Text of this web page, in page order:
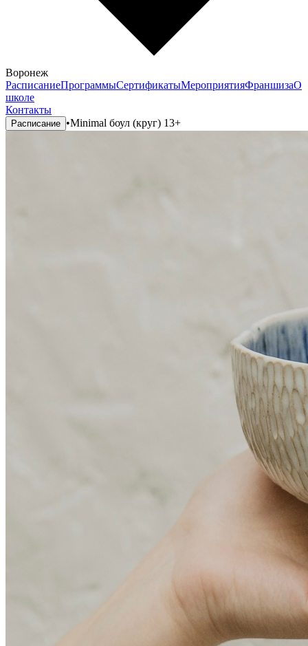
Воронеж
РасписаниеПрограммыСертификатыМероприятияФраншизаО
школе
Контакты
Расписание •Minimal боул (круг) 13+